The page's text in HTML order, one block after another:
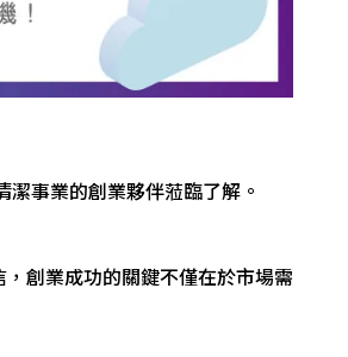
事業的創業夥伴蒞臨了解。
創業成功的關鍵不僅在於市場需